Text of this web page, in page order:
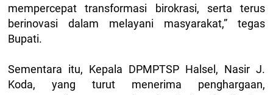
mempercepat transformasi birokrasi, serta terus
berinovasi dalam melayani masyarakat,” tegas
Bupati.
Sementara itu, Kepala DPMPTSP Halsel, Nasir J.
Koda, yang turut menerima penghargaan,